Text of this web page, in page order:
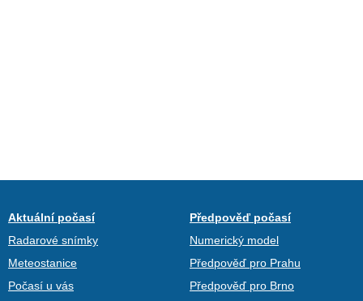
Aktuální počasí
Radarové snímky
Meteostanice
Počasí u vás
Předpověď počasí
Numerický model
Předpověď pro Prahu
Předpověď pro Brno